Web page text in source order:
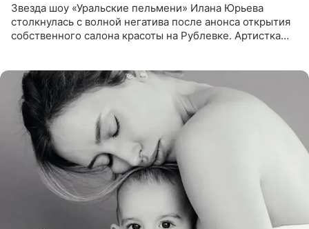
Звезда шоу «Уральские пельмени» Илана Юрьева
столкнулась с волной негатива после анонса открытия
собственного салона красоты на Рублевке. Артистка